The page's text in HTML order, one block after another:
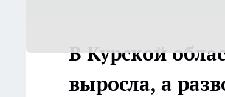
В Курской
выросла, а